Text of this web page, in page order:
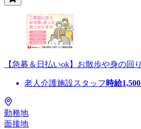
【急募＆日払いok】お散歩や身の回
老人介護施設スタッフ 時給1,500
勤務地
面接地